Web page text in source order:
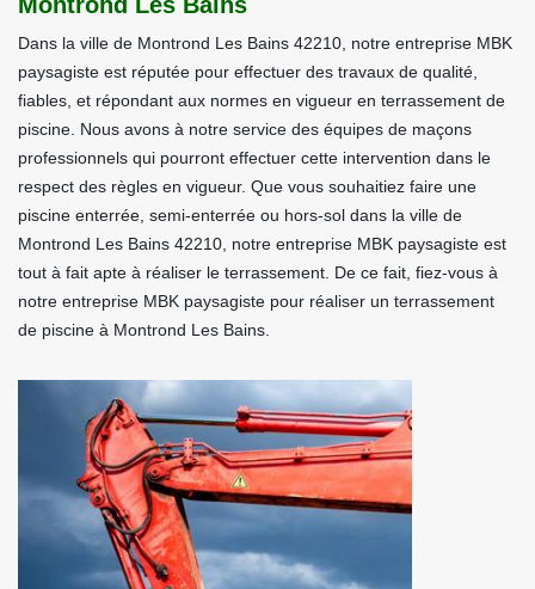
Dans la ville de Montrond Les Bains 42210, notre entreprise MBK
paysagiste est réputée pour effectuer des travaux de qualité,
fiables, et répondant aux normes en vigueur en terrassement de
piscine. Nous avons à notre service des équipes de maçons
professionnels qui pourront effectuer cette intervention dans le
respect des règles en vigueur. Que vous souhaitiez faire une
piscine enterrée, semi-enterrée ou hors-sol dans la ville de
Montrond Les Bains 42210, notre entreprise MBK paysagiste est
tout à fait apte à réaliser le terrassement. De ce fait, fiez-vous à
notre entreprise MBK paysagiste pour réaliser un terrassement
de piscine à Montrond Les Bains.